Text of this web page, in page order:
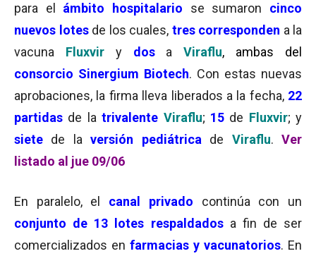
para el ámbito hospitalario se sumaron cinco
nuevos lotesde los cuales, tres corresponden a la
vacuna Fluxviry dosaViraflu, ambas del
consorcio Sinergium Biotech. Con estas nuevas
aprobaciones, la firma lleva liberados a la fecha, 22
partidas de latrivalente Viraflu; 15de Fluxvir; y
siete de laversión pediátrica de Viraflu.Ver
listado al jue 09/06
En paralelo, el canal privado continúa con un
conjunto de 13 lotes respaldados a fin de ser
comercializados en farmacias y vacunatorios. En